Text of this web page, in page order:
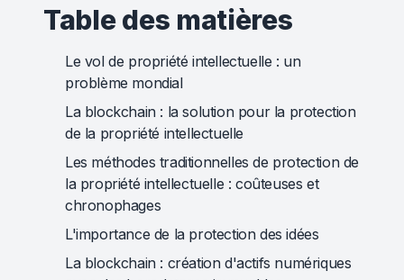
Table des matières
Le vol de propriété intellectuelle : un
problème mondial
La blockchain : la solution pour la protection
de la propriété intellectuelle
Les méthodes traditionnelles de protection de
la propriété intellectuelle : coûteuses et
chronophages
L'importance de la protection des idées
La blockchain : création d'actifs numériques